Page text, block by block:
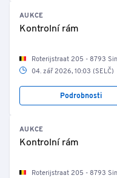
AUKCE
Kontrolní rám
Roterijstraat 205 - 8793
04. zář 2026, 10:03 (SELČ)
Podrobnosti
AUKCE
Kontrolní rám
Roterijstraat 205 - 8793